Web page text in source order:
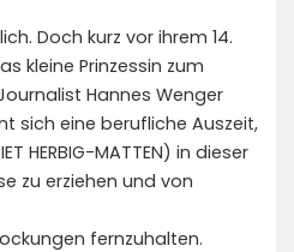
Doch kurz vor ihrem 14.
kleine Prinzessin zum
Hannes Wenger
sich eine berufliche Auszeit,
HERBIG-MATTEN) in dieser
zu erziehen und von
fernzuhalten.